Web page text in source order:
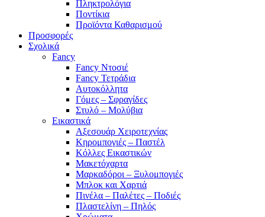
Πληκτρολόγια
Ποντίκια
Προϊόντα Καθαρισμού
Προσφορές
Σχολικά
Fancy
Fancy Ντοσιέ
Fancy Τετράδια
Αυτοκόλλητα
Γόμες – Σφραγίδες
Στυλό – Μολύβια
Εικαστικά
Αξεσουάρ Χειροτεχνίας
Κηρομπογιές – Παστέλ
Κόλλες Εικαστικών
Μακετόχαρτα
Μαρκαδόροι – Ξυλομπογιές
Μπλοκ και Χαρτιά
Πινέλα – Παλέτες – Ποδιές
Πλαστελίνη – Πηλός